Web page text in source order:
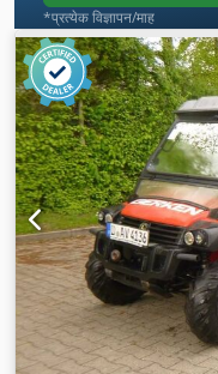
*प्रत्येक विज्ञापन/माह